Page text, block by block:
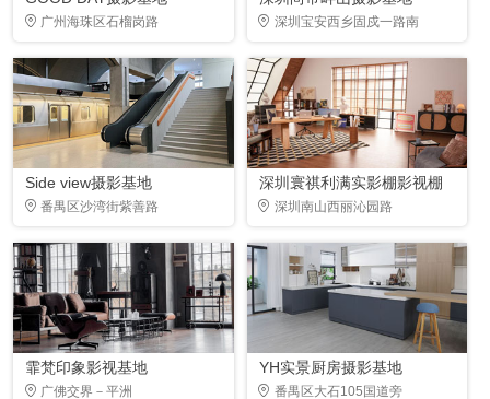
广州海珠区石榴岗路 深圳宝安西乡固戍一路南
Side view摄影基地
番禺区沙湾街紫善路
深圳寰祺利满实影棚影视棚
深圳南山西丽沁园路
霏梵印象影视基地
广佛交界－平洲
YH实景厨房摄影基地
番禺区大石105国道旁